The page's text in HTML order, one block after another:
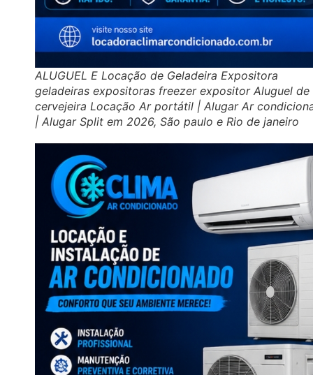
ALUGUEL E Locação de Geladeira Expositora
geladeiras expositoras freezer expositor Aluguel de
cervejeira Locação Ar portátil | Alugar Ar
| Alugar Split em 2026, São paulo e Rio de janeiro